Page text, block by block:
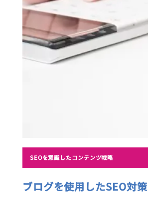
SEOを意識したコンテンツ戦略
ブログを使用したSEO対策